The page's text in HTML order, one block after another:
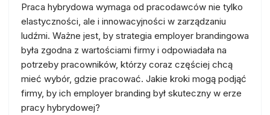
Praca hybrydowa wymaga od pracodawców nie tylko
elastyczności, ale i innowacyjności w zarządzaniu
ludźmi. Ważne jest, by strategia employer brandingowa
była zgodna z wartościami firmy i odpowiadała na
potrzeby pracowników, którzy coraz częściej chcą
mieć wybór, gdzie pracować. Jakie kroki mogą podjąć
firmy, by ich employer branding był skuteczny w erze
pracy hybrydowej?